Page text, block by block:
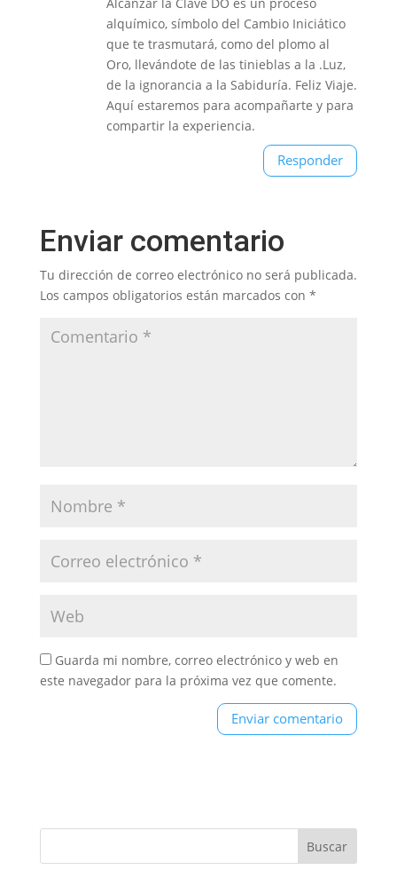
alquímico, símbolo del Cambio Iniciático
que te trasmutará, como del plomo al
Oro, llevándote de las tinieblas a la .Luz,
de la ignorancia a la Sabiduría. Feliz Viaje.
Aquí estaremos para acompañarte y para
compartir la experiencia.
Responder
Enviar comentario
Tu dirección de correo electrónico no será publicada.
Los campos obligatorios están marcados con *
Guarda mi nombre, correo electrónico y web en
este navegador para la próxima vez que comente.